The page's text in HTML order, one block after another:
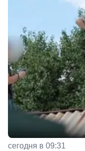
сегодня в 09:31